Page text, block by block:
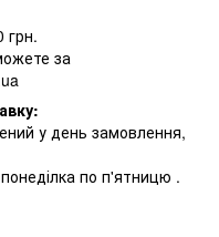
грн.
за
у день замовлення,
по п'ятницю .